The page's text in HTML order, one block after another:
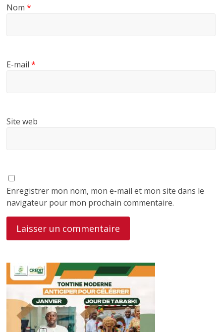
Nom*
E-mail*
Site web
Enregistrer mon nom, mon e-mail et mon site dans le
navigateur pour mon prochain commentaire.